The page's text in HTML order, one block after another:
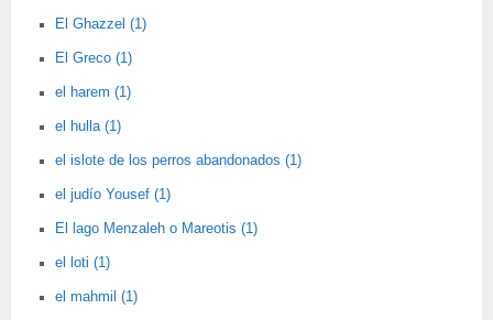
El Ghazzel (1)
El Greco (1)
el harem (1)
el hulla (1)
el islote de los perros abandonados (1)
el judío Yousef (1)
El lago Menzaleh o Mareotis (1)
el loti (1)
el mahmil (1)